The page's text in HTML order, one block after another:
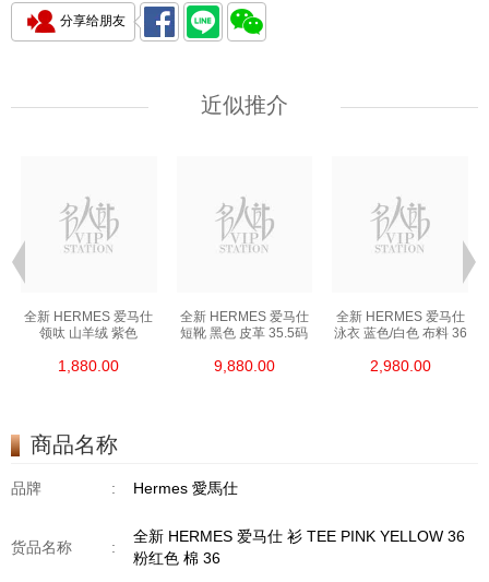
分享给朋友
近似推介
全新 HERMES 爱马仕
领呔 山羊绒 紫色
1,880.00
全新 HERMES 爱马仕
短靴 黑色 皮革 35.5码
9,880.00
全新 HERMES 爱马仕
泳衣 蓝色/白色 布料 36
2,980.00
商品名称
品牌 : Hermes 愛馬仕
货品名称 :
全新 HERMES 爱马仕 衫 TEE PINK YELLOW 36
粉红色 棉 36